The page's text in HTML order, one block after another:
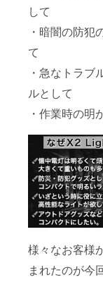
して
・暗闇の防犯
て
・急なトラブ
ルとして
・作業時の明
様々なお客様
まれたのが今